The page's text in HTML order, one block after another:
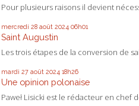
Pour plusieurs raisons il devient
mercredi 28 août 2024 06h01
Saint Augustin
Les trois étapes de la conversion de
mardi 27 août 2024 18h26
Une opinion polonaise
Paweł Lisicki est le rédacteur en chef